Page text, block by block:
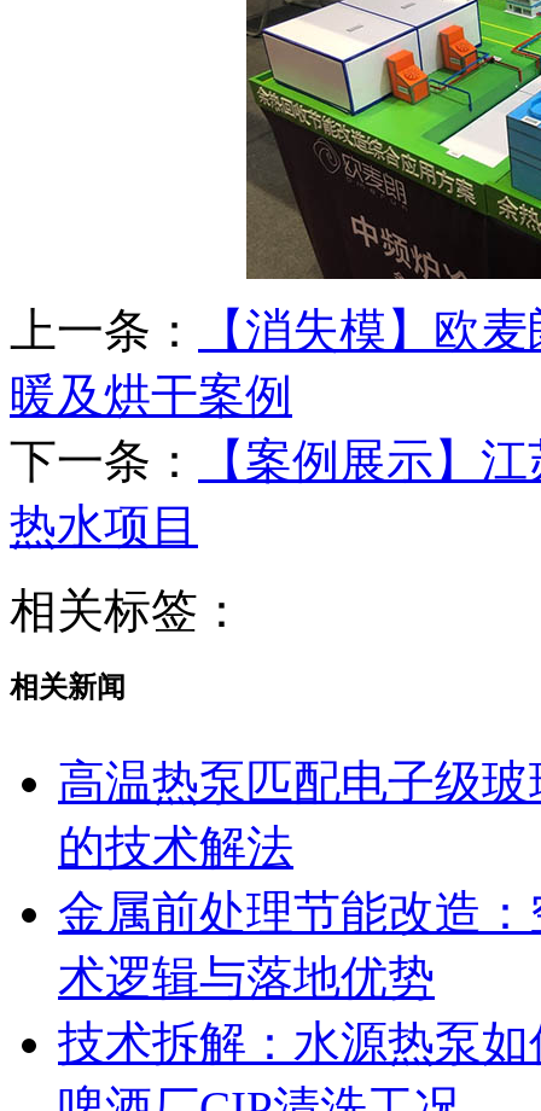
上一条：
【消失模】欧
暖及烘干案例
下一条：
【案例展示】
热水项目
相关标签：
相关新闻
高温热泵匹配电子级
的技术解法
金属前处理节能改造
术逻辑与落地优势
技术拆解：水源热泵